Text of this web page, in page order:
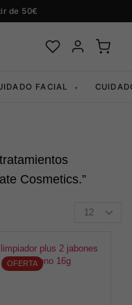
de 50€
FACIAL ▾
Cosmetics.”
Productos
OFERTA